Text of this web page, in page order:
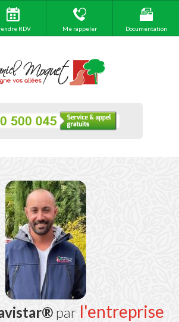
RDV Me rappeler Documentation
par l'entreprise